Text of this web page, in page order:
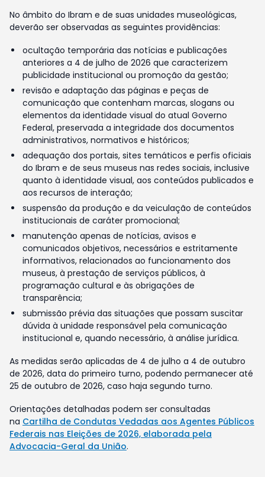
No âmbito do Ibram e de suas unidades museológicas,
deverão ser observadas as seguintes providências:
ocultação temporária das notícias e publicações
anteriores a 4 de julho de 2026 que caracterizem
publicidade institucional ou promoção da gestão;
revisão e adaptação das páginas e peças de
comunicação que contenham marcas, slogans ou
elementos da identidade visual do atual Governo
Federal, preservada a integridade dos documentos
administrativos, normativos e históricos;
adequação dos portais, sites temáticos e perfis oficiais
do Ibram e de seus museus nas redes sociais, inclusive
quanto à identidade visual, aos conteúdos publicados e
aos recursos de interação;
suspensão da produção e da veiculação de conteúdos
institucionais de caráter promocional;
manutenção apenas de notícias, avisos e
comunicados objetivos, necessários e estritamente
informativos, relacionados ao funcionamento dos
museus, à prestação de serviços públicos, à
programação cultural e às obrigações de
transparência;
submissão prévia das situações que possam suscitar
dúvida à unidade responsável pela comunicação
institucional e, quando necessário, à análise jurídica.
As medidas serão aplicadas de 4 de julho a 4 de outubro
de 2026, data do primeiro turno, podendo permanecer até
25 de outubro de 2026, caso haja segundo turno.
Orientações detalhadas podem ser consultadas
na Cartilha de Condutas Vedadas aos Agentes Públicos
Federais nas Eleições de 2026, elaborada pela
Advocacia-Geral da União.